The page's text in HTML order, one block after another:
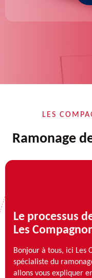
LES
Ramonage
Le processus
Les
Bonjour à tous, ici Les
spécialiste du
allons vous expliquer